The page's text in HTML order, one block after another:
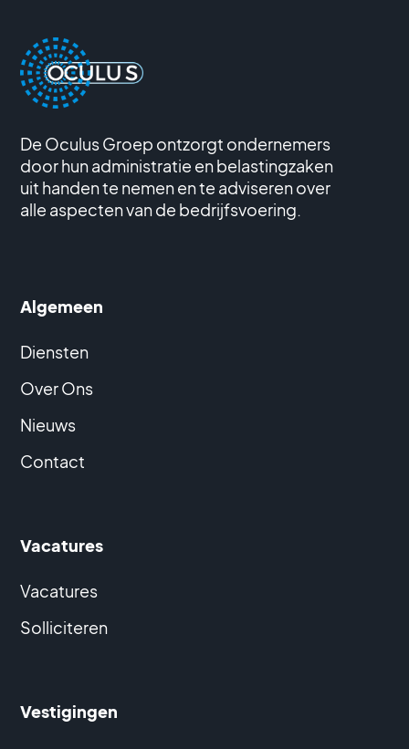
De Oculus Groep ontzorgt ondernemers
door hun administratie en belastingzaken
uit handen te nemen en te adviseren over
alle aspecten van de bedrijfsvoering.
Algemeen
Diensten
Over Ons
Nieuws
Contact
Vacatures
Vacatures
Solliciteren
Vestigingen